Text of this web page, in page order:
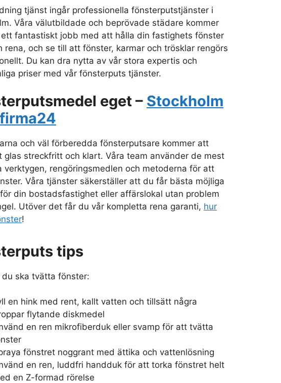
tjänst ingår professionella fönsterputstjänster i
Våra välutbildade och beprövade städare kommer
fantastiskt jobb med att hålla din fastighets fönster
rena, och se till att fönster, karmar och trösklar rengörs
Du kan dra nytta av vår stora expertis och
priser med vår fönsterputs tjänster.
eget – Stockholm
och väl förberedda fönsterputsare kommer att
glas streckfritt och klart. Våra team använder de mest
verktygen, rengöringsmedlen och metoderna för att
Våra tjänster säkerställer att du får bästa möjliga
din bostadsfastighet eller affärslokal utan problem
Utöver det får du vår kompletta rena garanti, hur
!
tips
du ska tvätta fönster:
en hink med rent, kallt vatten och tillsätt några
flytande diskmedel
en ren mikrofiberduk eller svamp för att tvätta
fönstret noggrant med ättika och vattenlösning
en ren, luddfri handduk för att torka fönstret helt
en Z-formad rörelse